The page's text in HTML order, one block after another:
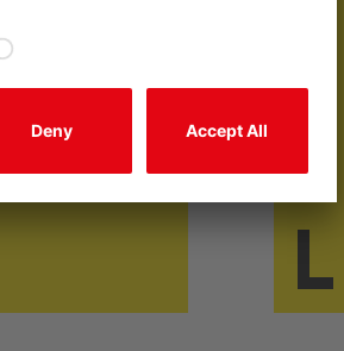
de sus
en
el
de